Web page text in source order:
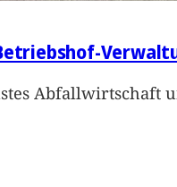
Abfallwirtschaft